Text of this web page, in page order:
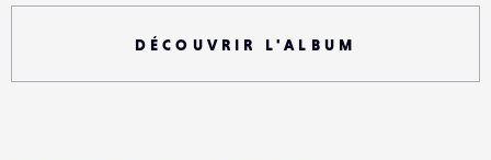
DÉCOUVRIR L'ALBUM